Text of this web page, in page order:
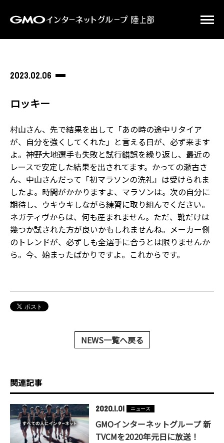
2023.02.06
ロッキー
村山さん、先で結果を出して「あの時の途中リタイア
が、自分を強くしてくれた」と言える日が、必ず来ます
よ。神野大地選手も失敗と試行錯誤を繰り返し、最近の
レースで安定した結果を出されてます。かっての瀬古さ
ん、中山さんだって「初マラソンの洗礼」は受けられま
したよ。時間がかかりますよ、マラソンは。次の自分に
期待し、ウキウキしながら練習に取り組んでください。
ネガティヴからは、何も産まれません。ただ、靴だけは
幾つか試された方が良いかもしれませんね。メーカー側
のトレンドが、必ずしも全選手に合うとは限りませんか
ら。今、始まったばかりですよ。これからです。
NEWS一覧へ戻る
関連記事
2020.1.01 ニュース
GMOインターネットグループ 新
TVCMを2020年元日に放送！